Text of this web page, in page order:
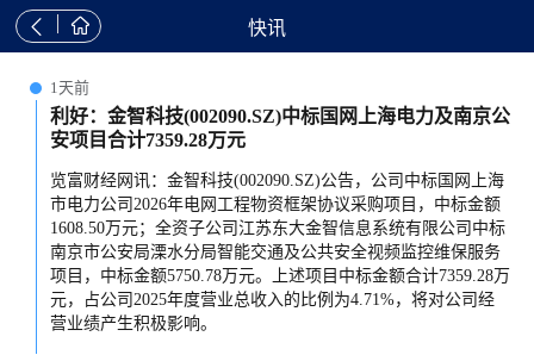
  快讯
1天前
利好：金智科技(002090.SZ)中标国网上海电力及南京公
安项目合计7359.28万元
览富财经网讯：金智科技(002090.SZ)公告，公司中标国网上海
市电力公司2026年电网工程物资框架协议采购项目，中标金额
1608.50万元；全资子公司江苏东大金智信息系统有限公司中标
南京市公安局溧水分局智能交通及公共安全视频监控维保服务
项目，中标金额5750.78万元。上述项目中标金额合计7359.28万
元，占公司2025年度营业总收入的比例为4.71%，将对公司经
营业绩产生积极影响。